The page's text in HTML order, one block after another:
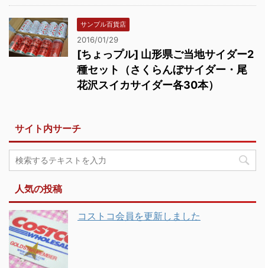
サンプル百貨店
2016/01/29
[ちょっプル] 山形県ご当地サイダー2
種セット（さくらんぼサイダー・尾
花沢スイカサイダー各30本）
サイト内サーチ
人気の投稿
コストコ会員を更新しました